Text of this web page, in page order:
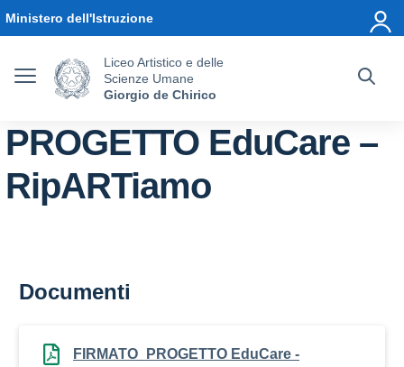
Ministero dell'Istruzione
Liceo Artistico e delle
Scienze Umane
Giorgio de Chirico
PROGETTO EduCare –
RipARTiamo
Documenti
FIRMATO_PROGETTO EduCare -